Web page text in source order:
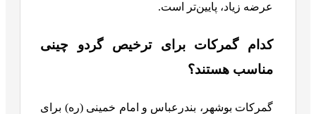
عرضه زیاد، پایین‌تر است.
کدام گمرکات برای ترخیص گردو چینی
مناسب هستند؟
گمرکات بوشهر، بندرعباس و امام خمینی (ره) برای